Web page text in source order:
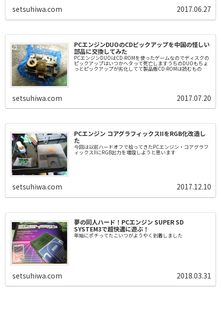
setsuhiwa.com 2017.06.27
PCエンジンDUOのCDピックアップを中国の怪しい
部品に交換してみた
PCエンジンDUOはCD-ROMを使ったゲームなのでディスクの
ピックアップはいつかヘタって死亡しますうちのDUOもちょ
っとピックアップが劣化してて製品版CD-ROMは読むものの
setsuhiwa.com 2017.07.20
PCエンジン コアグラフィックスIIをRGB化改造し
た
今回は以前ハードオフで拾ってきたPCエンジン・コアグラフ
ィックスIIにRGB出力を増設しようと思います
setsuhiwa.com 2017.12.10
夢の同人ハード！PCエンジン SUPER SD
SYSTEM3で超快適に遊ぶ！
年始にポチってたこいつがようやく到着しました
setsuhiwa.com 2018.03.31